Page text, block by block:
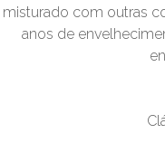
misturado com outras
anos de